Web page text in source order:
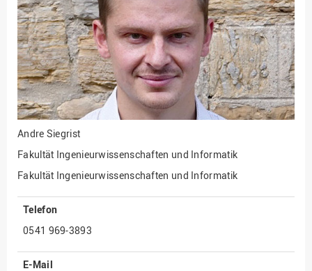
Fakultät Management,
Kultur und Technik
Fakultät Wirtschafts- und
Sozialwissenschaften
Finanzen
Forschung, Kooperation,
Drittmittel
Gebäude und Technik
Gesellschaftliches
Gleichstellungsbüro
Hochschulleitung
Hochschulplanung/-
Andre Siegrist
Fakultät Ingenieurwissenschaften und Informatik
Fakultät Ingenieurwissenschaften und Informatik
Telefon
0541 969-3893
E-Mail